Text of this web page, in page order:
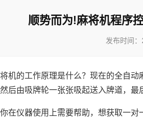
顺势而为!麻将机程序
发布时间
机的工作原理是什么？现在的全自
后由吸牌轮一张张吸起送入牌道，最
在仪器使用上需要帮助，想获取一对